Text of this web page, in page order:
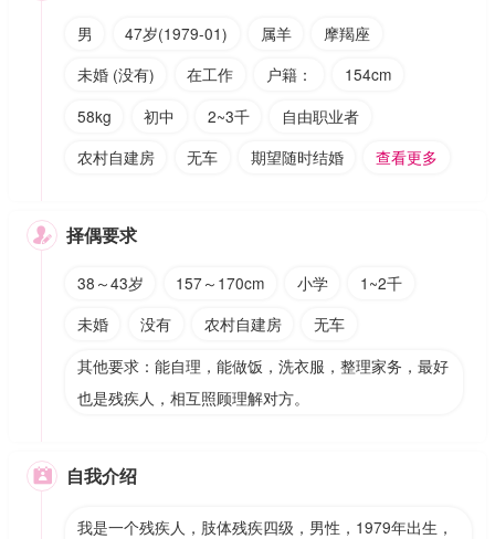
男 47岁(1979-01) 属羊
摩羯座
未婚 (没有)
在工作 户籍：
154cm
58kg
初中 2~3千
自由职业者
农村自建房
无车 期望随时结婚 查看更多
 择偶要求
38～43岁 157～170cm 小学
1~2千
未婚
没有 农村自建房
无车
其他要求：能自理，能做饭，洗衣服，整理家务，最好
也是残疾人，相互照顾理解对方。
 自我介绍
我是一个残疾人，肢体残疾四级，男性，1979年出生，